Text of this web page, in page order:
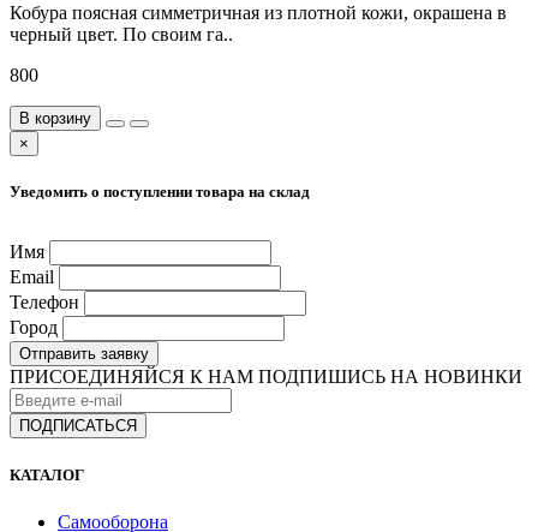
Кобура поясная симметричная из плотной кожи, окрашена в
черный цвет. По своим га..
800
В корзину
×
Уведомить о поступлении товара на склад
Имя
Email
Телефон
Город
Отправить заявку
ПРИСОЕДИНЯЙСЯ К НАМ ПОДПИШИСЬ НА НОВИНКИ
КАТАЛОГ
Самооборона